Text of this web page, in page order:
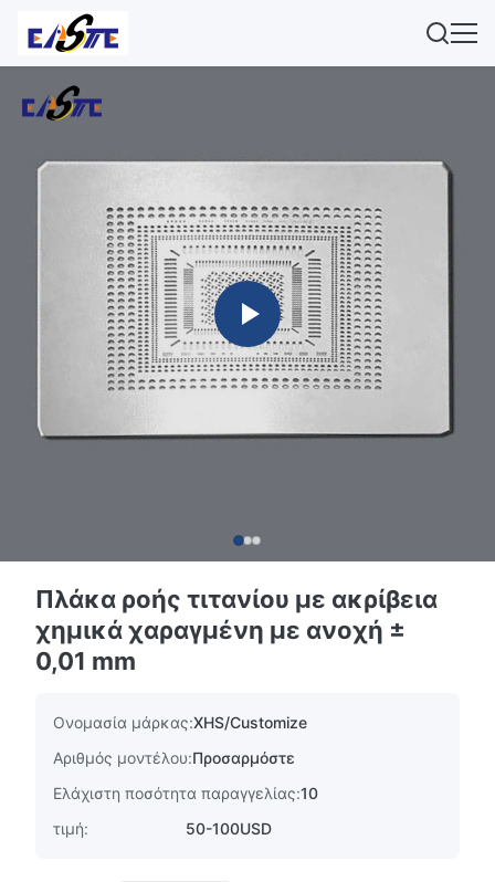
Πλάκα ροής τιτανίου με ακρίβεια
χημικά χαραγμένη με ανοχή ±
0,01 mm
Ονομασία μάρκας:XHS/Customize
Αριθμός μοντέλου:Προσαρμόστε
Ελάχιστη ποσότητα παραγγελίας:10
τιμή:
50-100USD